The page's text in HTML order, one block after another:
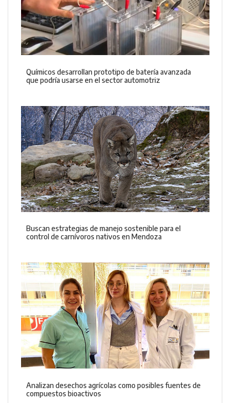
Químicos desarrollan prototipo de batería avanzada
que podría usarse en el sector automotriz
Buscan estrategias de manejo sostenible para el
control de carnívoros nativos en Mendoza
Analizan desechos agrícolas como posibles fuentes de
compuestos bioactivos